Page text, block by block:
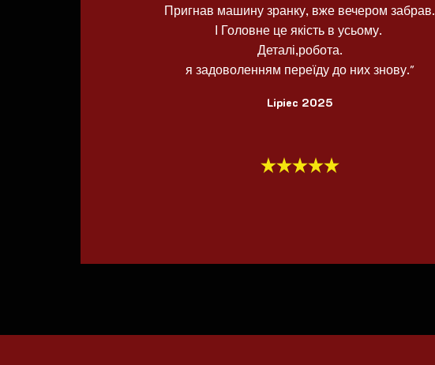
Пригнав машину зранку, вже вечером забрав.
І Головне це якість в усьому.
Деталі,робота.
я задоволенням переїду до них знову."
Lipiec 2025